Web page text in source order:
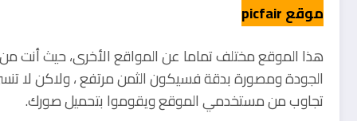
موقع picfair
هذا الموقع مختلف تماما عن المواقع الأخرى، حيث أنت
الجودة ومصورة بدقة فسيكون الثمن مرتفع ، ولاكن لا
تجاوب من مستخدمي الموقع ويقوموا بتحميل صورك.